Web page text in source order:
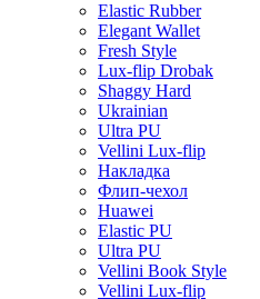
Elastic Rubber
Elegant Wallet
Fresh Style
Lux-flip Drobak
Shaggy Hard
Ukrainian
Ultra PU
Vellini Lux-flip
Накладка
Флип-чехол
Huawei
Elastic PU
Ultra PU
Vellini Book Style
Vellini Lux-flip